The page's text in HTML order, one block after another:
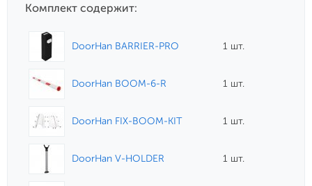
Комплект содержит:
DoorHan BARRIER-PRO 1 шт.
DoorHan BOOM-6-R 1 шт.
DoorHan FIX-BOOM-KIT 1 шт.
DoorHan V-HOLDER 1 шт.